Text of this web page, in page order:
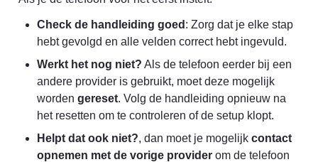
Check de handleiding goed : Zorg dat je elke stap
hebt gevolgd en alle velden correct hebt ingevuld.
Werkt het nog niet? Als de telefoon eerder bij een
andere provider is gebruikt, moet deze mogelijk
worden gereset. Volg de handleiding opnieuw na
het resetten om te controleren of de setup klopt.
Helpt dat ook niet?, dan moet je mogelijk contact
opnemen met de vorige provider om de telefoon